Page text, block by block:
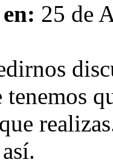
25 de